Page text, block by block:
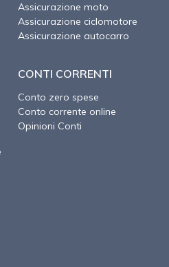
Assicurazione moto
Assicurazione ciclomotore
Assicurazione autocarro
CONTI CORRENTI
Conto zero spese
Conto corrente online
Opinioni Conti